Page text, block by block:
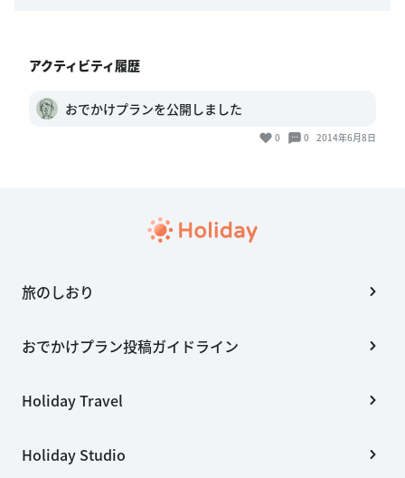
アクティビティ履歴
おでかけプランを公開しました
0 0 2014年6月8日
旅のしおり
おでかけプラン投稿ガイドライン
Holiday Travel
Holiday Studio